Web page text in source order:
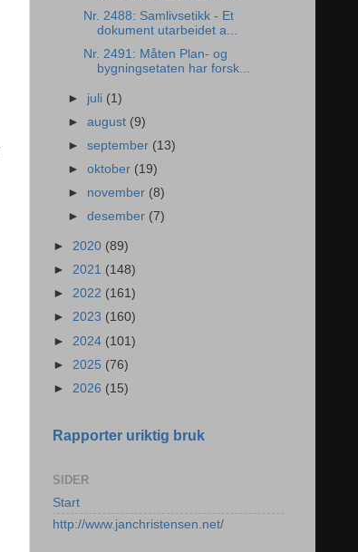
Nr. 2488: Samlivsetikk - Et
dokument utarbeidet a...
Nr. 2491: Måten Plan- og
bygningsetaten har forsk...
► juli (1)
►august (9)
►september (13)
►oktober (19)
► november (8)
►desember (7)
► 2020 (89)
► 2021 (148)
► 2022 (161)
► 2023 (160)
► 2024 (101)
► 2025 (76)
► 2026 (15)
Rapporter uriktig bruk
SIDER
Start
http://www.janchristensen.net/